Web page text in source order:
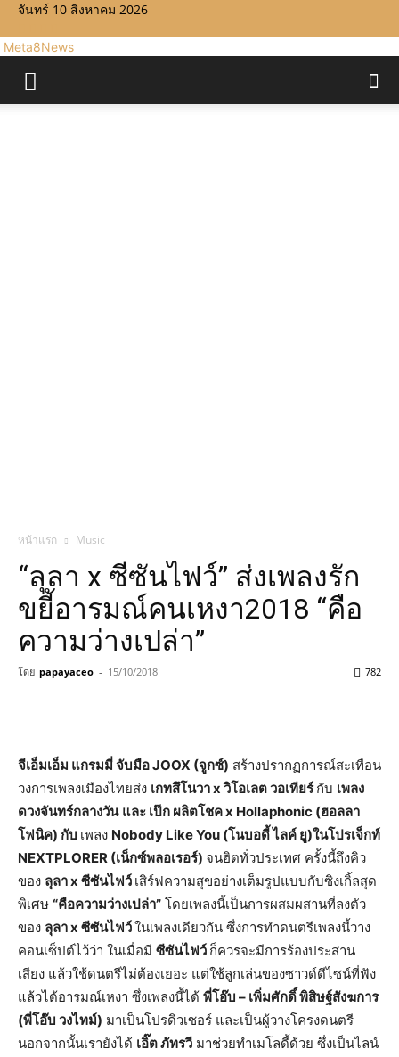
จันทร์ 10 สิงหาคม 2026
Meta8News
หน้าแรก Music
“ลุลา x ซีซันไฟว์” ส่งเพลงรัก
ขยี้อารมณ์คนเหงา2018 “คือ
ความว่างเปล่า”
โดย papayaceo - 15/10/2018 782
จีเอ็มเอ็ม แกรมมี่ จับมือJOOX (จูกซ์) สร้างปรากฏการณ์สะเทือน
วงการเพลงเมืองไทยส่ง เกทสึโนวาx วิโอเลต วอเทียร์กับ เพลง
ดวงจันทร์กลางวัน และ เป๊ก ผลิตโชคx Hollaphonic (ฮอลลา
โฟนิค) กับ เพลง Nobody Like You (โนบอดี้ ไลค์ ยู)ในโปรเจ็กท์
NEXTPLORER (เน็กซ์พลอเรอร์) จนฮิตทั่วประเทศ ครั้งนี้ถึงคิว
ของ ลุลาx ซีซันไฟว์ เสิร์ฟความสุขอย่างเต็มรูปแบบกับซิงเกิ้ลสุด
พิเศษ “คือความว่างเปล่า” โดยเพลงนี้เป็นการผสมผสานที่ลงตัว
ของ ลุลาx ซีซันไฟว์ในเพลงเดียวกัน ซึ่งการทำดนตรีเพลงนี้วาง
คอนเซ็ปต์ไว้ว่า ในเมื่อมี ซีซันไฟว์ ก็ควรจะมีการร้องประสาน
เสียง แล้วใช้ดนตรีไม่ต้องเยอะ แต่ใช้ลูกเล่นของซาวด์ดีไซน์ที่ฟัง
แล้วได้อารมณ์เหงา ซึ่งเพลงนี้ได้ พี่โอ๊บ – เพิ่มศักดิ์ พิสิษฐ์สังฆการ
(พี่โอ๊บ วงไทม์) มาเป็นโปรดิวเซอร์ และเป็นผู้วางโครงดนตรี
นอกจากนั้นเรายังได้ เอิ๊ต ภัทรวี มาช่วยทำเมโลดี้ด้วย ซึ่งเป็นไลน์